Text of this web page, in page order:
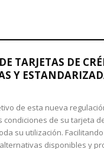
TARJETAS DE
Y
de esta nueva
de su tarjeta
su utilización.
disponibles y